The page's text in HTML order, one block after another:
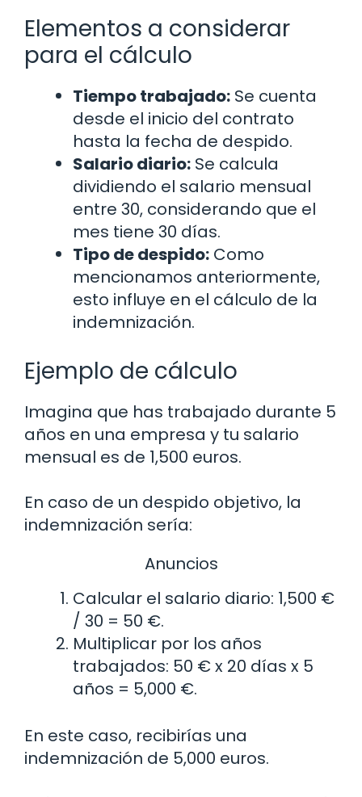
Elementos a considerar
para el cálculo
Tiempo trabajado: Se cuenta
desde el inicio del contrato
hasta la fecha de despido.
Salario diario: Se calcula
dividiendo el salario mensual
entre 30, considerando que el
mes tiene 30 días.
Tipo de despido: Como
mencionamos anteriormente,
esto influye en el cálculo de la
indemnización.
Ejemplo de cálculo
Imagina que has trabajado durante 5
años en una empresa y tu salario
mensual es de 1,500 euros.
En caso de un despido objetivo, la
indemnización sería:
Anuncios
Calcular el salario diario: 1,500 €
/ 30 = 50 €.
Multiplicar por los años
trabajados: 50 € x 20 días x 5
años = 5,000 €.
En este caso, recibirías una
indemnización de 5,000 euros.